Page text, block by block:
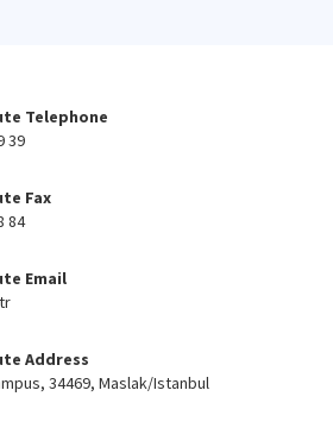
Telephone
39
Fax
84
Email
Address
34469, Maslak/Istanbul